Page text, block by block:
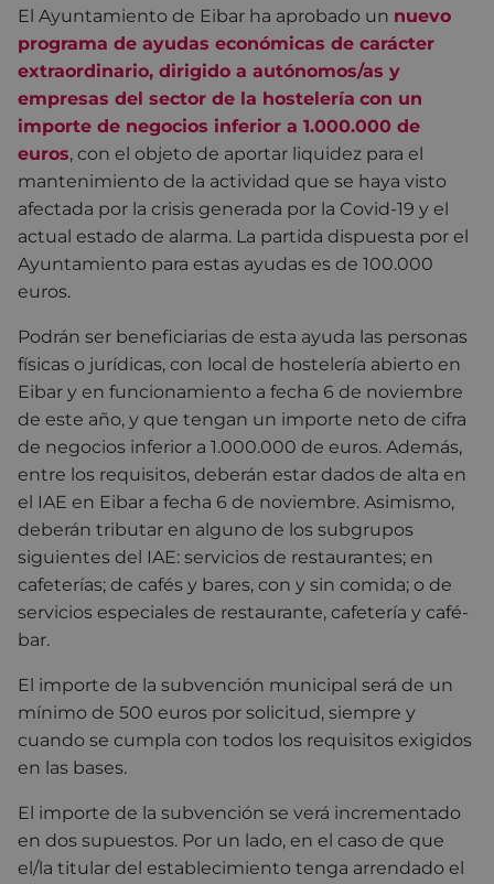
El Ayuntamiento de Eibar ha aprobado un nuevo
programa de ayudas económicas de carácter
extraordinario, dirigido a autónomos/as y
empresas del sector de la hostelería con un
importe de negocios inferior a 1.000.000 de
euros, con el objeto de aportar liquidez para el
mantenimiento de la actividad que se haya visto
afectada por la crisis generada por la Covid-19 y el
actual estado de alarma. La partida dispuesta por el
Ayuntamiento para estas ayudas es de 100.000
euros.
Podrán ser beneficiarias de esta ayuda las personas
físicas o jurídicas, con local de hostelería abierto en
Eibar y en funcionamiento a fecha 6 de noviembre
de este año, y que tengan un importe neto de cifra
de negocios inferior a 1.000.000 de euros. Además,
entre los requisitos, deberán estar dados de alta en
el IAE en Eibar a fecha 6 de noviembre. Asimismo,
deberán tributar en alguno de los subgrupos
siguientes del IAE: servicios de restaurantes; en
cafeterías; de cafés y bares, con y sin comida; o de
servicios especiales de restaurante, cafetería y café-
bar.
El importe de la subvención municipal será de un
mínimo de 500 euros por solicitud, siempre y
cuando se cumpla con todos los requisitos exigidos
en las bases.
El importe de la subvención se verá incrementado
en dos supuestos. Por un lado, en el caso de que
el/la titular del establecimiento tenga arrendado el